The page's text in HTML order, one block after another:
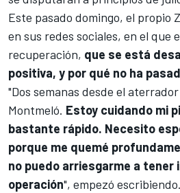
Este pasado domingo, el propio
en sus redes sociales, en el que
recuperación, que se está
positiva, y por qué no ha
"Dos semanas desde el
Montmeló. Estoy cuidando mi
bastante rápido. Necesito
porque me quemé
no puedo arriesgarme a tener
operación", empezó escribiendo.